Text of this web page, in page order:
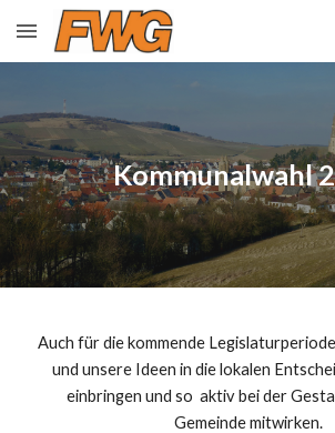
Skip to main content
Kommunalwahl
Auch für die kommende
und unsere Ideen in die lokalen
einbringen und so aktiv bei der
Gemeinde mitwirken.